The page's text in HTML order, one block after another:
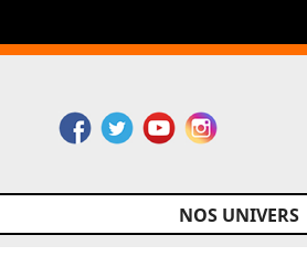
Facebook
TwitterYouTubeInstagram
NOS UNIVERS